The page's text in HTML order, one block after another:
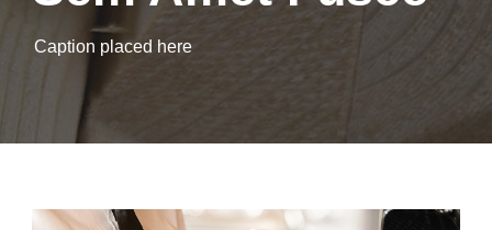
Caption placed here